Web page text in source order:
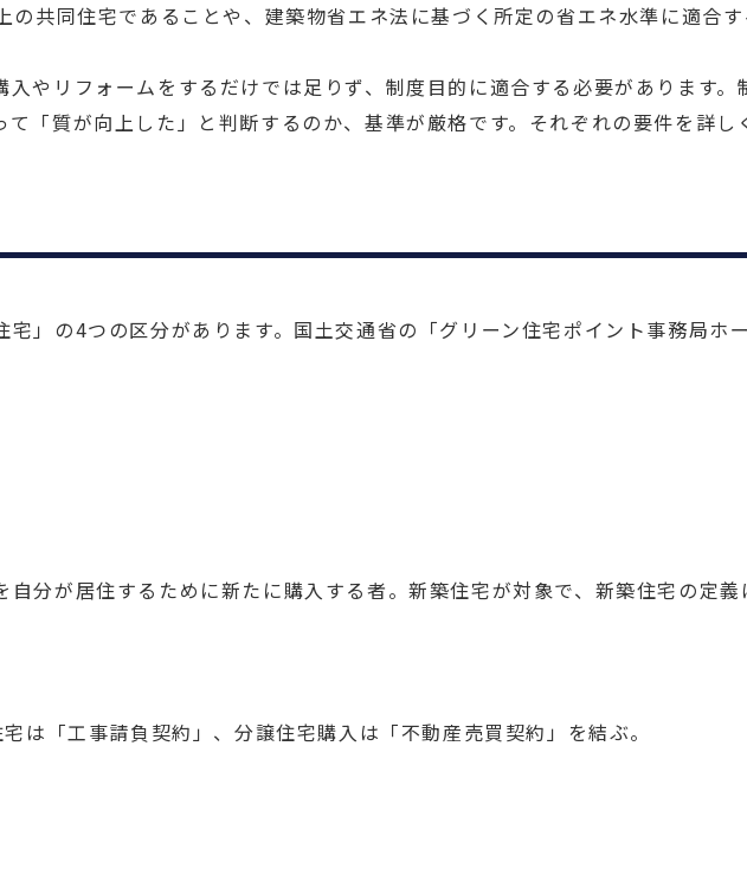
共同住宅であることや、建築物省エネ法に基づく所定の省エネ水準に適合
やリフォームをするだけでは足りず、制度目的に適合する必要があります
「質が向上した」と判断するのか、基準が厳格です。それぞれの要件を詳し
宅」の4つの区分があります。国土交通省の「グリーン住宅ポイント事務局ホ
分が居住するために新たに購入する者。新築住宅が対象で、新築住宅の定
「工事請負契約」、分譲住宅購入は「不動産売買契約」を結ぶ。